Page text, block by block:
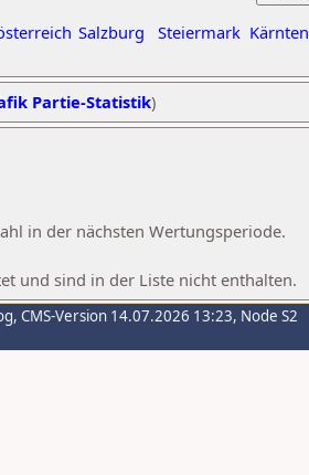
Salzburg Steiermark Kärnten
Partie-Statistik)
in der nächsten Wertungsperiode.
und sind in der Liste nicht enthalten.
, CMS-Version 14.07.2026 13:23, Node S2